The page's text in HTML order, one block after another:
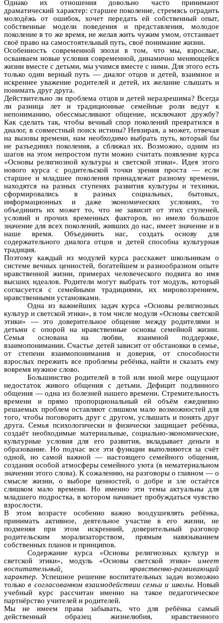
Однако их отношения довольно часто принимают
драматический характер: старшее поколение, стремясь оградить
молодёжь от ошибок, хочет передать ей собственный опыт,
собственные модели поведения и представления, молодое
поколение в то же время, не желая жить чужим умом, отстаивает
своё право на самостоятельный путь, своё понимание жизни.
Особенность современной эпохи в том, что мы, взрослые,
осваиваем новые условия современной, динамично меняющейся
жизни вместе с детьми, мы учимся вместе с ними. Для этого есть
только один верный путь — диалог отцов и детей, взаимное и
искреннее уважение родителей и детей, их желание слышать и
понимать друг друга.
Действительно ли проблема отцов и детей неразрешима? Всегда
ли разница лет и традиционные семейные роли ведут к
непониманию, обессмысливают общение, исключают дружбу?
Как сделать так, чтобы вечный спор поколений превратился в
диалог, в совместный поиск истины? Невзирая, а может, отвечая
на вызовы времени, нам необходимо выбрать путь, который бы
не разъединял поколения, а сближал их. Возможно, одним из
шагов на этом непростом пути можно считать появление курса
«Основы религиозной культуры и светской этики». Идея этого
нового курса с родительской точки зрения проста — если
старшее и младшее поколения принадлежат разному времени,
находятся на разных ступенях развития культуры и техники,
сформировались в разных социальных, бытовых,
информационных и даже экономических условиях, то
объединить их может то, что не зависит от этих ступеней,
условий и прочих временных факторов, но имело большое
значение для всех поколений, живших до нас, имеет значение и в
наше время. Объединить нас, создать основу для
содержательного диалога отцов и детей способна культурная
традиция.
Поэтому каждый из модулей курса расскажет школьникам о
системе вечных ценностей, богатейшем и разнообразном опыте
нравственной жизни, примерах человеческого подвига во имя
высших идеалов. Родители могут выбрать тот модуль, который
согласуется с семейными традициями, их мировоззрением,
нравственными установками.
Одна из важнейших задач курса «Основы религиозных
культур и светской этики», в том числе модуля «Основы светской
этики» — это доверительное общение между родителями и
детьми с опорой на нравственные основы семейной жизни.
Семья основана на любви, взаимной поддержке,
взаимопонимании. Счастье детей зависит от обстановки в семье,
от степени взаимопонимания и доверия, от способности
взрослых пережить все проблемы ребёнка, найти и сказать ему
вовремя нужное слово.
Большинство родителей в той или иной мере ощущают
недостаток живого общения с детьми. Дефицит подлинного
общения — одна из болезней нашего времени. Стремительность
времени и прямо пропорциональный ей объём ежедневно
решаемых проблем оставляют слишком мало возможностей для
того, чтобы поговорить друг с другом, услышать и понять друг
друга. Семья психологически и физически защищает ребёнка,
создаёт необходимые материальные, социально-экономические,
культурные условия для его развития, вкладывает деньги в
образование. Но подчас все эти функции выполняются за счёт
одной, но самой важной — настоящего семейного общения,
создания особой атмосферы семейного уюта (в нематериальном
значении этого слова). К сожалению, на разговоры о главном — о
смысле жизни, о выборе ценностей, о добре и зле остаётся
слишком мало времени. Но именно эти темы актуальны для
младшего подростка, в котором начинает пробуждаться чувство
взрослости.
В этом возрасте особенно важно воодушевлять ребёнка,
принимать активное, деятельное участие в его жизни, не
подменяя при этом искренний, доверительный разговор
родительским морализаторством, прямым навязыванием
собственных планов и принципов.
Содержание курса «Основы религиозных культур и
светской этики», модуль «Основы светской этики» имеет
воспитательный, нравственно-развивающий
характер. Успешное решение воспитательных задач возможно
тольков согласованном взаимодействии семьи и школы. Новый
учебный курс рассчитан именно на такое педагогическое
партнёрство учителей и родителей.
Мы не имеем права забывать, что для ребёнка самый
действенный образец жизнелюбия, нравственного